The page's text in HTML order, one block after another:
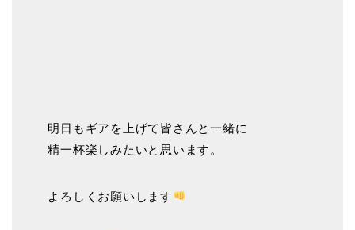
明日もギアを上げて皆さんと一緒に
精一杯楽しみたいと思います。
よろしくお願いします